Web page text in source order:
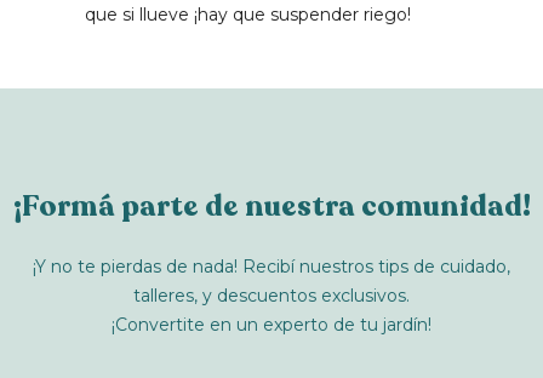
que si llueve ¡hay que suspender riego!
¡Formá parte de nuestra comunidad!
¡Y no te pierdas de nada! Recibí nuestros tips de cuidado,
talleres, y descuentos exclusivos.
¡Convertite en un experto de tu jardín!